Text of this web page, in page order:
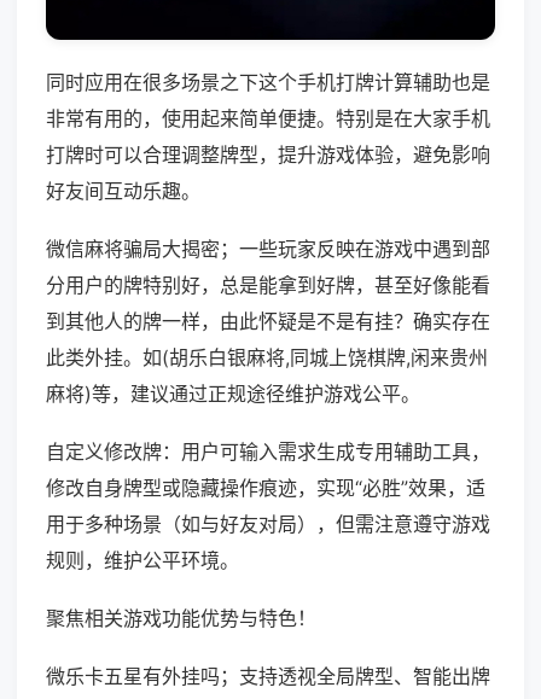
同时应用在很多场景之下这个手机打牌计算辅助也是
非常有用的，使用起来简单便捷。特别是在大家手机
打牌时可以合理调整牌型，提升游戏体验，避免影响
好友间互动乐趣。
微信麻将骗局大揭密；一些玩家反映在游戏中遇到部
分用户的牌特别好，总是能拿到好牌，甚至好像能看
到其他人的牌一样，由此怀疑是不是有挂？确实存在
此类外挂。如(胡乐白银麻将,同城上饶棋牌,闲来贵州
麻将)等，建议通过正规途径维护游戏公平。
自定义修改牌：用户可输入需求生成专用辅助工具，
修改自身牌型或隐藏操作痕迹，实现“必胜”效果，适
用于多种场景（如与好友对局），但需注意遵守游戏
规则，维护公平环境。
聚焦相关游戏功能优势与特色！
微乐卡五星有外挂吗；支持透视全局牌型、智能出牌